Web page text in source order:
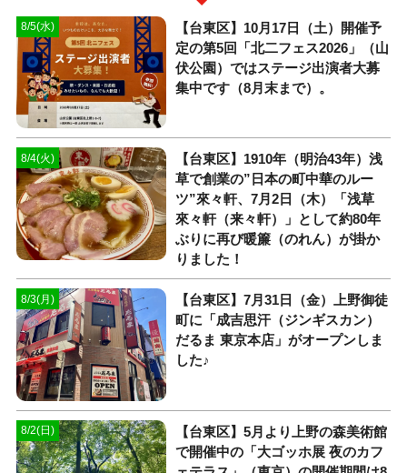
8/5(水)
【台東区】10月17日（土）開催予
定の第5回「北二フェス2026」（山
伏公園）ではステージ出演者大募
集中です（8月末まで）。
8/4(火)
【台東区】1910年（明治43年）浅
草で創業の”日本の町中華のルー
ツ”來々軒、7月2日（木）「浅草
來々軒（来々軒）」として約80年
ぶりに再び暖簾（のれん）が掛か
りました！
8/3(月)
【台東区】7月31日（金）上野御徒
町に「成吉思汗（ジンギスカン）
だるま 東京本店」がオープンしま
した♪
8/2(日)
【台東区】5月より上野の森美術館
で開催中の「大ゴッホ展 夜のカフ